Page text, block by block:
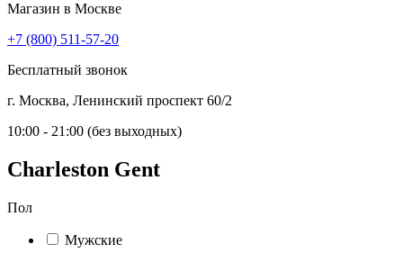
Магазин в Москве
+7 (800) 511-57-20
Бесплатный звонок
г. Москва, Ленинский проспект 60/2
10:00 - 21:00 (без выходных)
Charleston Gent
Пол
Мужские